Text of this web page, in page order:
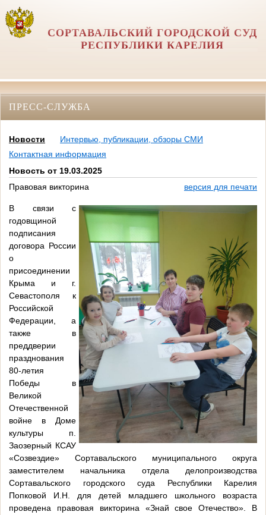
СОРТАВАЛЬСКИЙ ГОРОДСКОЙ СУД
РЕСПУБЛИКИ КАРЕЛИЯ
ПРЕСС-СЛУЖБА
Новости
Интервью, публикации, обзоры СМИ
Контактная информация
Новость от 19.03.2025
Правовая викторина
версия для печати
В связи с
годовщиной
подписания
договора России
о
присоединении
Крыма и г.
Севастополя к
Российской
Федерации, а
также в
преддверии
празднования
80-летия
Победы в
Великой
Отечественной
войне в Доме
культуры п.
Заозерный КСАУ
«Созвездие» Сортавальского муниципального округа
заместителем начальника отдела делопроизводства
Сортавальского городского суда Республики Карелия
Попковой И.Н. для детей младшего школьного возраста
проведена правовая викторина «Знай свое Отечество». В